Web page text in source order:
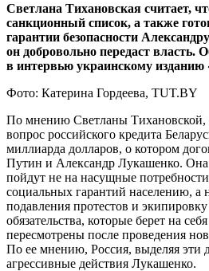
Светлана Тихановская считает,
санкционный список, а также
гарантии безопасности
он добровольно передаст власть.
в интервью украинскому изданию
Фото: Катерина Гордеева, TUT.BY
По мнению Светланы Тихановской,
вопрос российского кредита
миллиарда долларов, о котором
Путин и Александр Лукашенко. Она
пойдут не на насущные
социальных гарантий населению, а
подавления протестов и
обязательства, которые берет на
пересмотрены после проведения
По ее мнению, Россия, выделяя эти
агрессивные действия Лукашенко.